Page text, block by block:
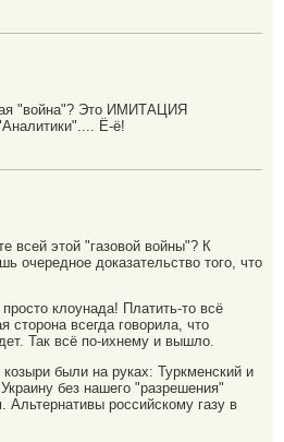
"война"? Это ИМИТАЦИЯ
Ё-ё!
всей этой "газовой войны"? К
очередное доказательство того, что
клоунада! Платить-то всё
сторона всегда говорила, что
Так всё по-ихнему и вышло.
были на руках: Туркменский и
без нашего "разрешения"
Альтернативы российскому газу в